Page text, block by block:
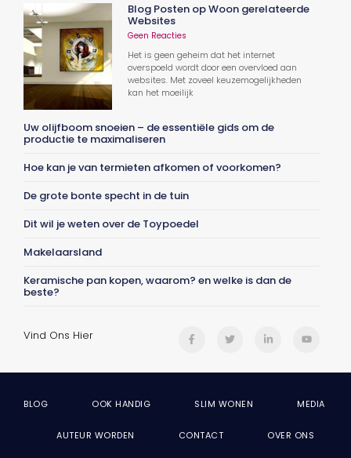
Blog Posten op Woon gerelateerde
Websites
Geen Reacties
Het is geen geheim dat het internet
overspoeld wordt door een overvloed aan
websites. Met zoveel keuzemogelijkheden
kan het moeilijk
Uw olijfboom snoeien – de essentiële gids om de
productie te maximaliseren
Hoe kan je van termieten afkomen of voorkomen?
De grote bonte specht in de tuin
Dit wil je weten over de Toypoedel
Makelaarsland
Keramische pan kopen, waarom? en welke is dan de
beste?
Vind Ons Hier
BLOG OOK HANDIG SLIM WONEN MEDIA
AUTEUR WORDEN CONTACT OVER ONS